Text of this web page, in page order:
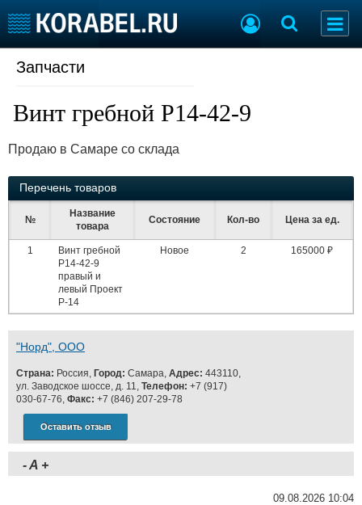
Судостроение
Новости
Репутация
Крюинг
Продажа флота
Изделия
Конференции
Выставки и семинары
Личности
Форум
Запчасти
Винт гребной Р14-42-9
Продаю в Самаре со склада
Перечень товаров
№
Название
товара
Состояние Кол-во Цена за ед.
1
Винт гребной
Р14-42-9
правый и
левый Проект
Р-14
Новое 2 165000 ₽
"Норд", ООО
Страна: Россия, Город: Самара, Адрес: 443110,
ул. Заводское шоссе, д. 11, Телефон: +7 (917)
030-67-76, Факс: +7 (846) 207-29-78
Оставить отзыв
-A +
09.08.2026 10:04